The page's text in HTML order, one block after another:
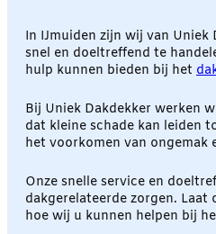
In IJmuiden zijn wij van
snel en doeltreffend te
hulp kunnen bieden bij het
Bij Uniek Dakdekker werken
dat kleine schade kan leiden
het voorkomen van ongemak
Onze snelle service en
dakgerelateerde zorgen.
hoe wij u kunnen helpen bij